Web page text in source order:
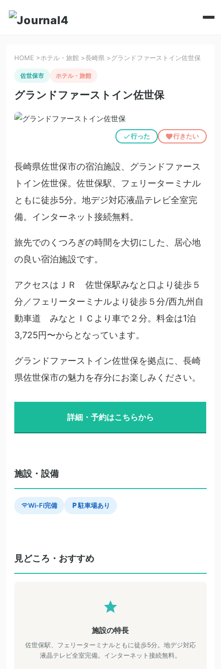
HOME >ホテル・旅館 >長崎県 >グランドファーストイン佐世保
佐世保市 ホテル・旅館
グランドファーストイン佐世保
行った 行きたい
長崎県佐世保市の宿泊施設、グランドファース
トイン佐世保。佐世保駅、フェリーターミナル
ともに徒歩5分。地デジ対応液晶テレビ全室完
備。インターネット接続無料。
旅先でのくつろぎの時間を大切にした、居心地
の良い宿泊施設です。
アクセスはＪＲ 佐世保駅みなと口より徒歩５
分／フェリーターミナルより徒歩５分/西九州自
動車道 みなとＩＣより車で２分。料金は1泊
3,725円〜からとなっています。
グランドファーストイン佐世保を拠点に、長崎
県佐世保市の魅力を存分にお楽しみください。
詳細・予約はこちらから
施設・設備
Wi-Fi完備 駐車場あり
見どころ・おすすめ
施設の特長
佐世保駅、フェリーターミナルともに徒歩5分。地デジ対応
液晶テレビ全室完備。インターネット接続無料。